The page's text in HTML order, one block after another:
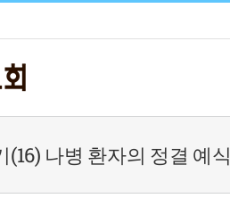
나병 환자의 정결 예식